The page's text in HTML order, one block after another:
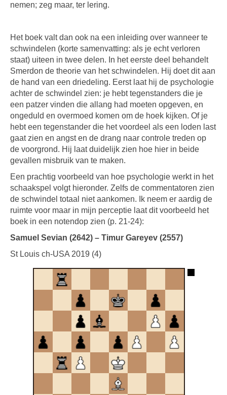
nemen; zeg maar, ter lering.
Het boek valt dan ook na een inleiding over wanneer te
schwindelen (korte samenvatting: als je echt verloren
staat) uiteen in twee delen. In het eerste deel behandelt
Smerdon de theorie van het schwindelen. Hij doet dit aan
de hand van een driedeling. Eerst laat hij de psychologie
achter de schwindel zien: je hebt tegenstanders die je
een patzer vinden die allang had moeten opgeven, en
ongeduld en overmoed komen om de hoek kijken. Of je
hebt een tegenstander die het voordeel als een loden last
gaat zien en angst en de drang naar controle treden op
de voorgrond. Hij laat duidelijk zien hoe hier in beide
gevallen misbruik van te maken.
Een prachtig voorbeeld van hoe psychologie werkt in het
schaakspel volgt hieronder. Zelfs de commentatoren zien
de schwindel totaal niet aankomen. Ik neem er aardig de
ruimte voor maar in mijn perceptie laat dit voorbeeld het
boek in een notendop zien (p. 21-24):
Samuel Sevian (2642) – Timur Gareyev (2557)
St Louis ch-USA 2019 (4)